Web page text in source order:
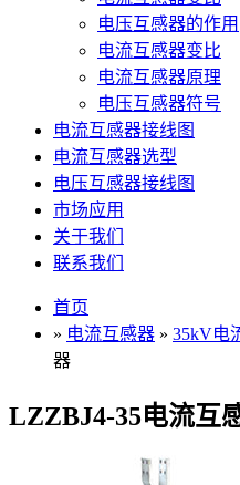
电压互感器的作用
电流互感器变比
电流互感器原理
电压互感器符号
电流互感器接线图
电流互感器选型
电压互感器接线图
市场应用
关于我们
联系我们
首页
» 电流互感器 » 35kV电
器
LZZBJ4-35电流互